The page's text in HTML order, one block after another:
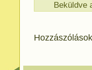
Beküldve